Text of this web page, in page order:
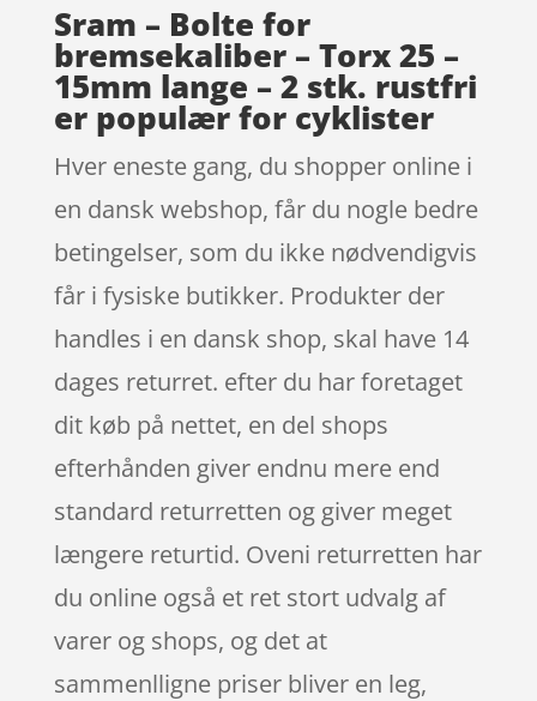
Sram – Bolte for
bremsekaliber – Torx 25 –
15mm lange – 2 stk. rustfri
er populær for cyklister
Hver eneste gang, du shopper online i
en dansk webshop, får du nogle bedre
betingelser, som du ikke nødvendigvis
får i fysiske butikker. Produkter der
handles i en dansk shop, skal have 14
dages returret. efter du har foretaget
dit køb på nettet, en del shops
efterhånden giver endnu mere end
standard returretten og giver meget
længere returtid. Oveni returretten har
du online også et ret stort udvalg af
varer og shops, og det at
sammenlligne priser bliver en leg,